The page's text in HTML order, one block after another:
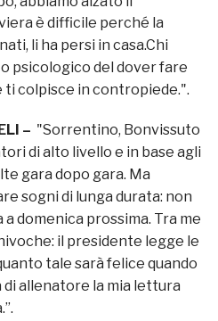
è difficile perché la
li ha persi in casa.Chi
psicologico del dover fare
ti colpisce in contropiede.".
– "Sorrentino, Bonvissuto
di alto livello e in base agli
gara dopo gara. Ma
sogni di lunga durata: non
domenica prossima. Tra me
il presidente legge le
tale sarà felice quando
allenatore la mia lettura